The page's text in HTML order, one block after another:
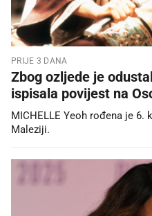
PRIJE 3 DANA
Zbog ozljede je
ispisala povijest na
MICHELLE Yeoh rođena je 6.
Maleziji.